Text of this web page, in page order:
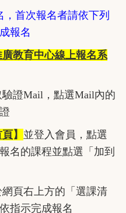
首次報名者請依下列
報名
教育中心線上報名系
證Mail，點選Mail內的
頁】 並登入會員，點選
名的課程並點選「加到
頁右上方的「選課清
指示完成報名